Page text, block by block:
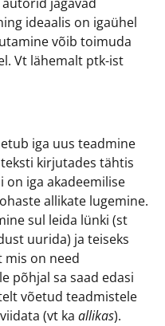
ideaalis on igaühel
võib toimuda
Vt lähemalt ptk-ist
iga uus teadmine
kirjutades tähtis
on iga akadeemilise
allikate lugemine.
sul leida lünki (st
uurida) ja teiseks
on need
põhjal sa saad edasi
võetud teadmistele
(vt ka allikas).